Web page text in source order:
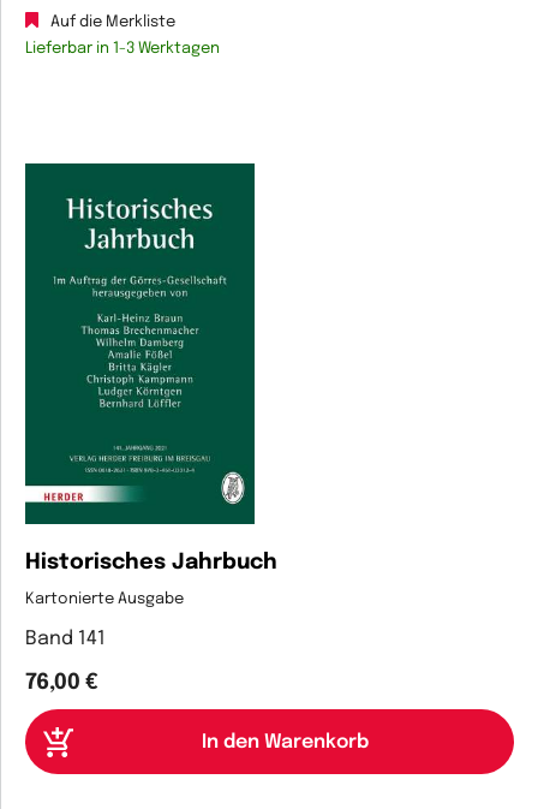
Auf die Merkliste
Lieferbar in 1-3 Werktagen
Historisches Jahrbuch
Kartonierte Ausgabe
Band 141
76,00 €